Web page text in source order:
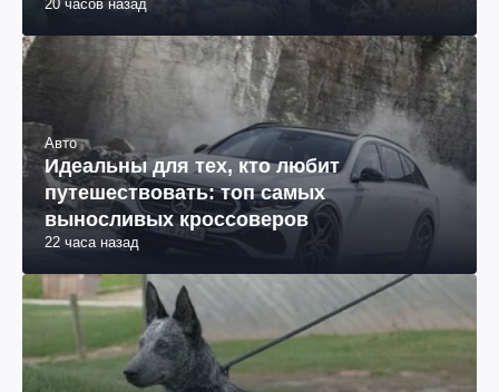
20 часов назад
Авто
Идеальны для тех, кто любит
путешествовать: топ самых
выносливых кроссоверов
22 часа назад